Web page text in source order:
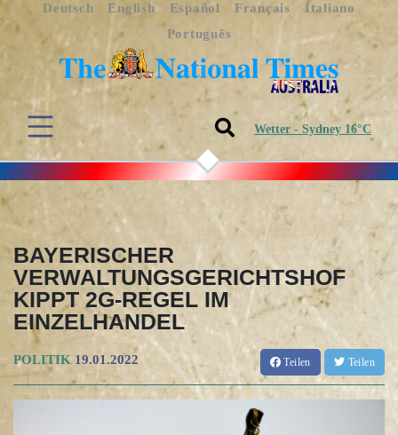
Deutsch English Español Français
Italiano
Português
Wetter - Sydney 16°C
BAYERISCHER
VERWALTUNGSGERICHTSHOF
KIPPT 2G-REGEL IM
EINZELHANDEL
POLITIK 19.01.2022 Teilen Teilen